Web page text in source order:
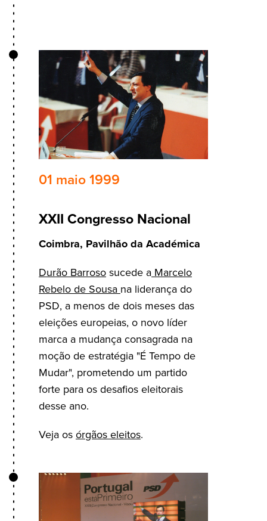
01 maio 1999
XXII Congresso Nacional
Coimbra, Pavilhão da Académica
Durão Barroso sucede a Marcelo
Rebelo de Sousa na liderança do
PSD, a menos de dois meses das
eleições europeias, o novo líder
marca a mudança consagrada na
moção de estratégia "É Tempo de
Mudar", prometendo um partido
forte para os desafios eleitorais
desse ano.
Veja os órgãos eleitos.